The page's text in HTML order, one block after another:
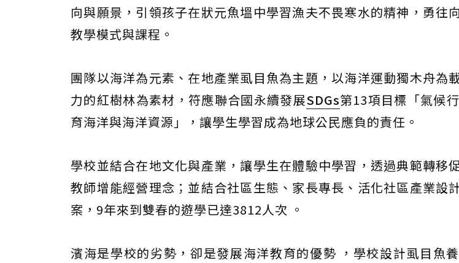
向與願景，引領孩子在狀元魚塭中學習漁夫不畏寒水的精神，勇往
教學模式與課程。
團隊以海洋為元素、在地產業虱目魚為主題，以海洋運動獨木舟為
力的紅樹林為素材，符應聯合國永續發展SDGs第13項目標「氣候
育海洋與海洋資源」，讓學生學習成為地球公民應負的責任。
學校並結合在地文化與產業，讓學生在體驗中學習，透過典範轉移
教師增能經營理念；並結合社區生態、家長專長、活化社區產業設
案，9年來到雙春的遊學已達3812人次 。
濱海是學校的劣勢，卻是發展海洋教育的優勢 ，學校設計虱目魚